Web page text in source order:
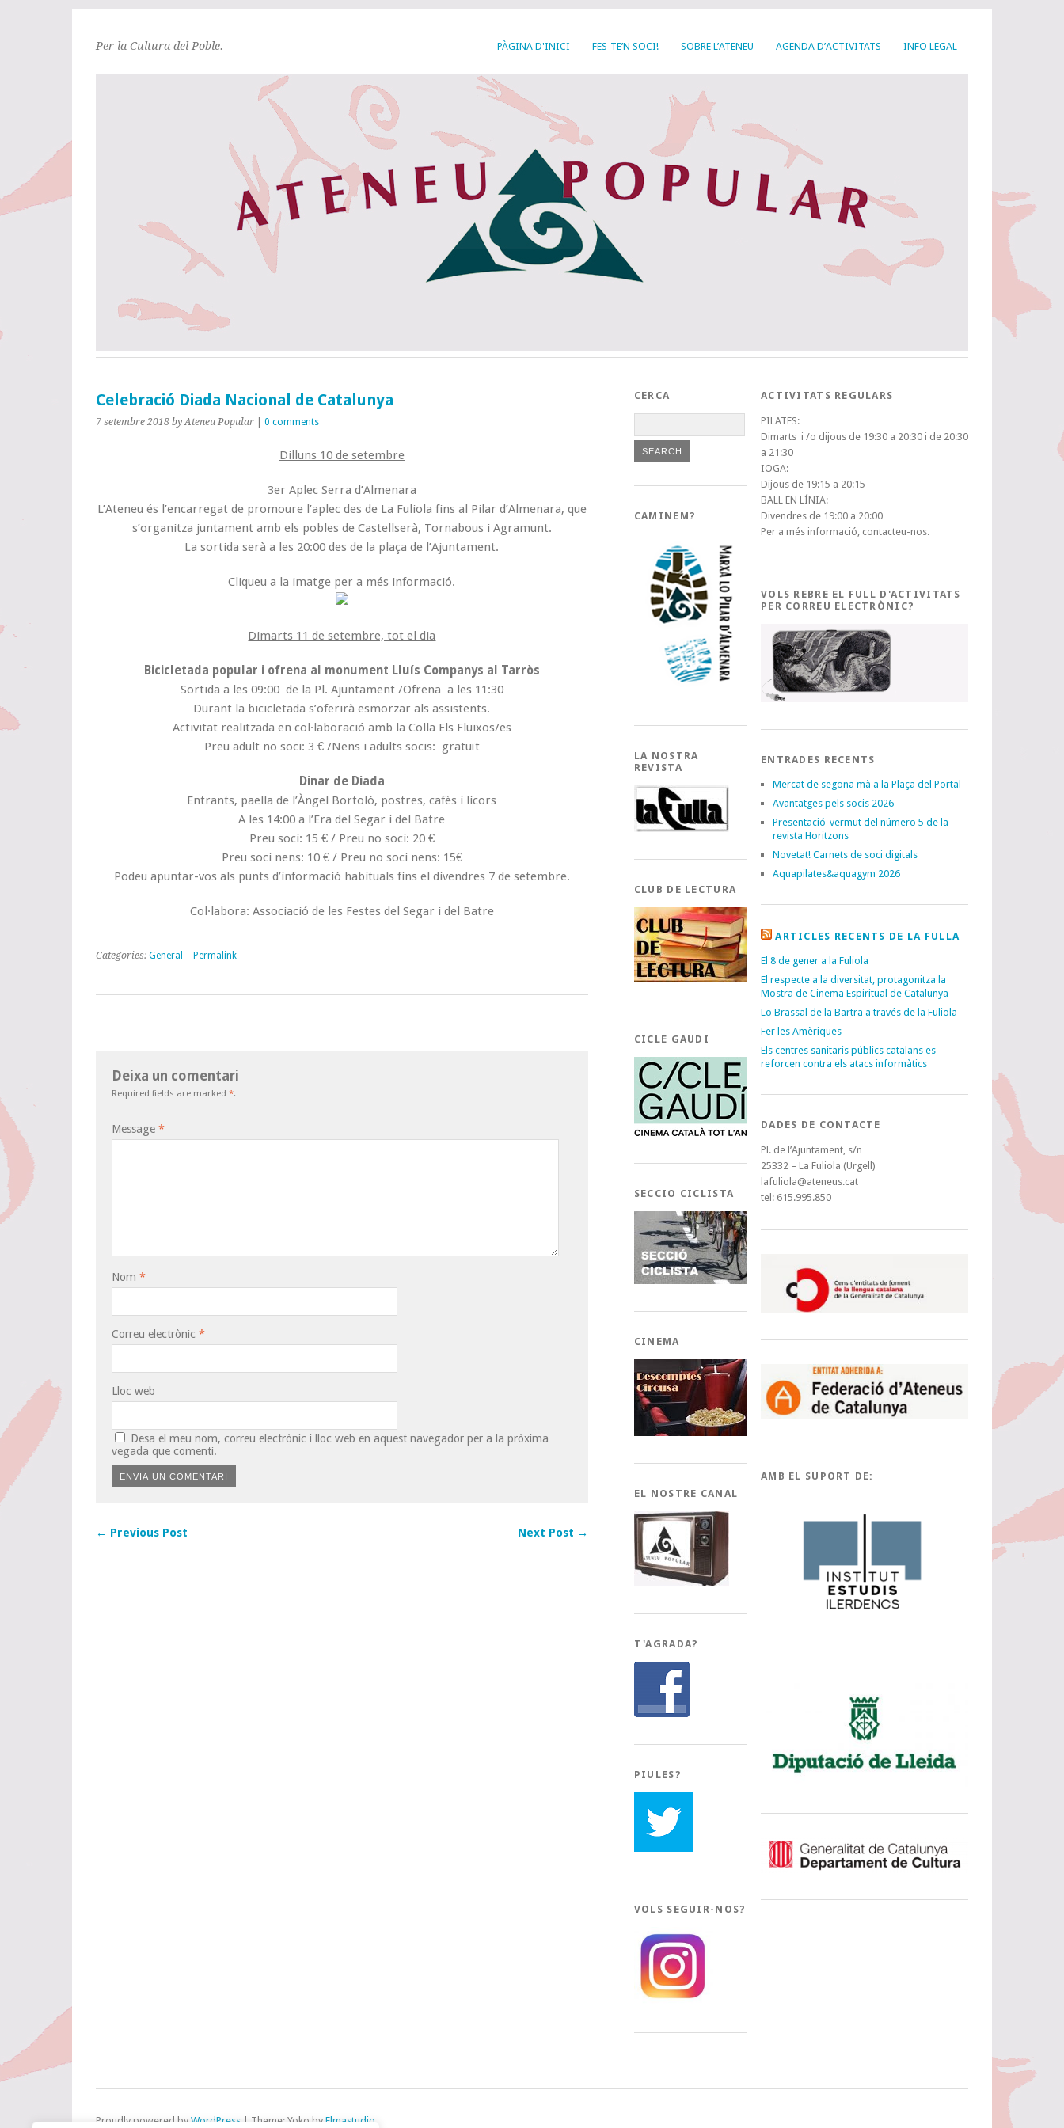
PÀGINA D'INICI FES-TE’N SOCI! SOBRE L’ATENEU AGENDA D’ACTIVITATS INFO LEGAL
Per la Cultura del Poble.
Celebració Diada Nacional de Catalunya
7 setembre 2018 by Ateneu Popular 0 comments
Dilluns 10 de setembre
3er Aplec Serra d’Almenara
L’Ateneu és l’encarregat de promoure l’aplec des de La Fuliola fins al Pilar d’Almenara, que
s’organitza juntament amb els pobles de Castellserà, Tornabous i Agramunt.
La sortida serà a les 20:00 des de la plaça de l’Ajuntament.
Cliqueu a la imatge per a més informació.
Dimarts 11 de setembre, tot el dia
Bicicletada popular i ofrena al monument Lluís Companys al Tarròs
Sortida a les 09:00 de la Pl. Ajuntament /Ofrena a les 11:30
Durant la bicicletada s’oferirà esmorzar als assistents.
Activitat realitzada en col·laboració amb la Colla Els Fluixos/es
Preu adult no soci: 3 € /Nens i adults socis: gratuït
Dinar de Diada
Entrants, paella de l’Àngel Bortoló, postres, cafès i licors
A les 14:00 a l’Era del Segar i del Batre
Preu soci: 15 € / Preu no soci: 20 €
Preu soci nens: 10 € / Preu no soci nens: 15€
Podeu apuntar-vos als punts d’informació habituals fins el divendres 7 de setembre.
Col·labora: Associació de les Festes del Segar i del Batre
Categories: General Permalink
Deixa un comentari
Required fields are marked *.
Message *
Nom *
Correu electrònic *
Lloc web
Desa el meu nom, correu electrònic i lloc web en aquest navegador per a la pròxima
vegada que comenti.
← Previous Post Next Post →
CERCA
CAMINEM?
LA NOSTRA
REVISTA
CLUB DE LECTURA
CICLE GAUDI
SECCIO CICLISTA
CINEMA
EL NOSTRE CANAL
T'AGRADA?
PIULES?
VOLS SEGUIR-NOS?
ACTIVITATS REGULARS
PILATES:
Dimarts i /o dijous de 19:30 a 20:30 i de 20:30
a 21:30
IOGA:
Dijous de 19:15 a 20:15
BALL EN LÍNIA:
Divendres de 19:00 a 20:00
Per a més informació, contacteu-nos.
VOLS REBRE EL FULL D'ACTIVITATS
PER CORREU ELECTRÒNIC?
ENTRADES RECENTS
Mercat de segona mà a la Plaça del Portal
Avantatges pels socis 2026
Presentació-vermut del número 5 de la
revista Horitzons
Novetat! Carnets de soci digitals
Aquapilates&aquagym 2026
ARTICLES RECENTS DE LA FULLA
El 8 de gener a la Fuliola
El respecte a la diversitat, protagonitza la
Mostra de Cinema Espiritual de Catalunya
Lo Brassal de la Bartra a través de la Fuliola
Fer les Amèriques
Els centres sanitaris públics catalans es
reforcen contra els atacs informàtics
DADES DE CONTACTE
Pl. de l’Ajuntament, s/n
25332 – La Fuliola (Urgell)
lafuliola@ateneus.cat
tel: 615.995.850
AMB EL SUPORT DE:
Proudly powered by WordPress | Theme: Yoko by Elmastudio